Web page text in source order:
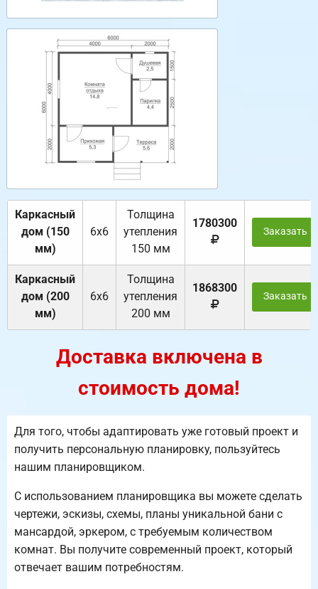
Каркасный
дом (150
мм)
6х6
Толщина
утепления
150 мм
1780300
Заказать
Каркасный
дом (200
мм)
6х6
Толщина
утепления
200 мм
1868300
Заказать
Доставка включена в
стоимость дома!
Для того, чтобы адаптировать уже готовый проект и
получить персональную планировку, пользуйтесь
нашим планировщиком.
С использованием планировщика вы можете сделать
чертежи, эскизы, схемы, планы уникальной бани с
мансардой, эркером, с требуемым количеством
комнат. Вы получите современный проект, который
отвечает вашим потребностям.